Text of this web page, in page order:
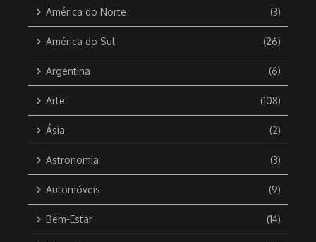
América do Norte (3)
América do Sul (26)
Argentina (6)
Arte (108)
Ásia (2)
Astronomia (3)
Automóveis (9)
Bem-Estar (14)